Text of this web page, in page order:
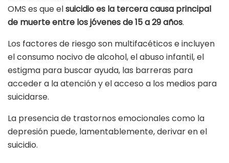
OMS es que elsuicidio es la tercera causa principal
de muerte entre los jóvenes de 15 a 29 años.
Los factores de riesgo son multifacéticos e incluyen
el consumo nocivo de alcohol, el abuso infantil, el
estigma para buscar ayuda, las barreras para
acceder a la atención y el acceso a los medios para
suicidarse.
La presencia de trastornos emocionales como la
depresión puede, lamentablemente, derivar en el
suicidio.